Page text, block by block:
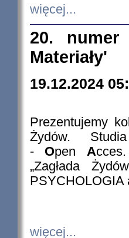
więcej...
20. numer
Materiały'
19.12.2024
Prezentujemy
Żydów.
- Open A
„Zagłada
PSYCHOLOGIA
więcej...